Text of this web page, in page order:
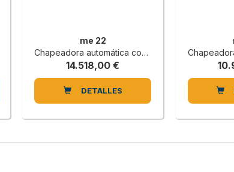
me 22
Chapeadora automática con depósito de cola
14.518,00 €
DETALLES
Chapeadora